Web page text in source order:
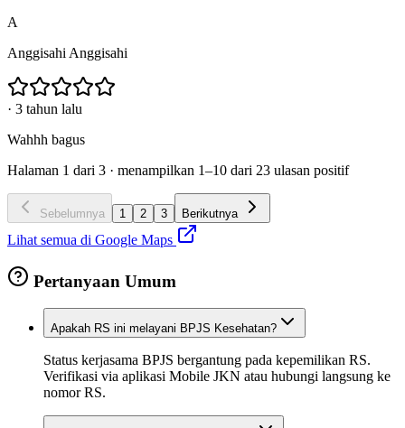
A
Anggisahi Anggisahi
· 3 tahun lalu
Wahhh bagus
Halaman 1 dari 3 · menampilkan 1–10 dari 23 ulasan positif
Sebelumnya 1 2 3 Berikutnya
Lihat semua di Google Maps
Pertanyaan Umum
Apakah RS ini melayani BPJS Kesehatan?
Status kerjasama BPJS bergantung pada kepemilikan RS.
Verifikasi via aplikasi Mobile JKN atau hubungi langsung ke
nomor RS.